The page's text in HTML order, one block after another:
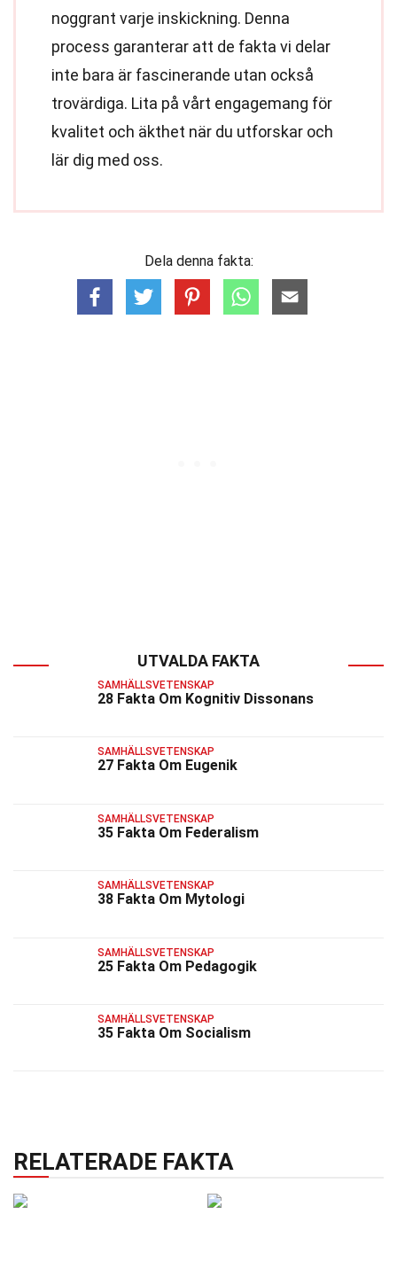
noggrant varje inskickning. Denna
process garanterar att de fakta vi delar
inte bara är fascinerande utan också
trovärdiga. Lita på vårt engagemang för
kvalitet och äkthet när du utforskar och
lär dig med oss.
Dela denna fakta:
UTVALDA FAKTA
SAMHÄLLSVETENSKAP
28 Fakta Om Kognitiv Dissonans
SAMHÄLLSVETENSKAP
27 Fakta Om Eugenik
SAMHÄLLSVETENSKAP
35 Fakta Om Federalism
SAMHÄLLSVETENSKAP
38 Fakta Om Mytologi
SAMHÄLLSVETENSKAP
25 Fakta Om Pedagogik
SAMHÄLLSVETENSKAP
35 Fakta Om Socialism
RELATERADE FAKTA